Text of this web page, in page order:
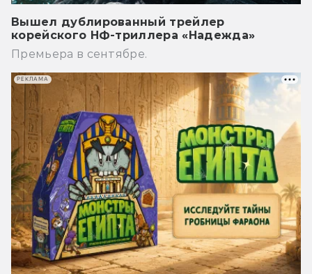
Вышел дублированный трейлер
корейского НФ-триллера «Надежда»
Премьера в сентябре.
РЕКЛАМА